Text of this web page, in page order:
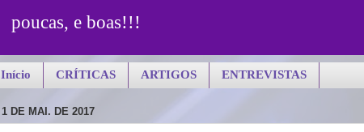
poucas, e boas!!!
Início CRÍTICAS ARTIGOS ENTREVISTAS
1 DE MAI. DE 2017